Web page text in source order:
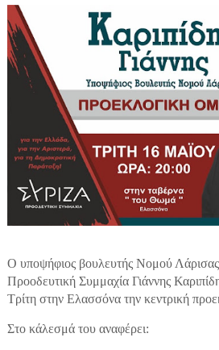
Ο υποψήφιος βουλευτής Νομού
Προοδευτική Συμμαχία Γιάννης
Τρίτη στην Ελασσόνα την κεντρική
Στο κάλεσμά του αναφέρει: